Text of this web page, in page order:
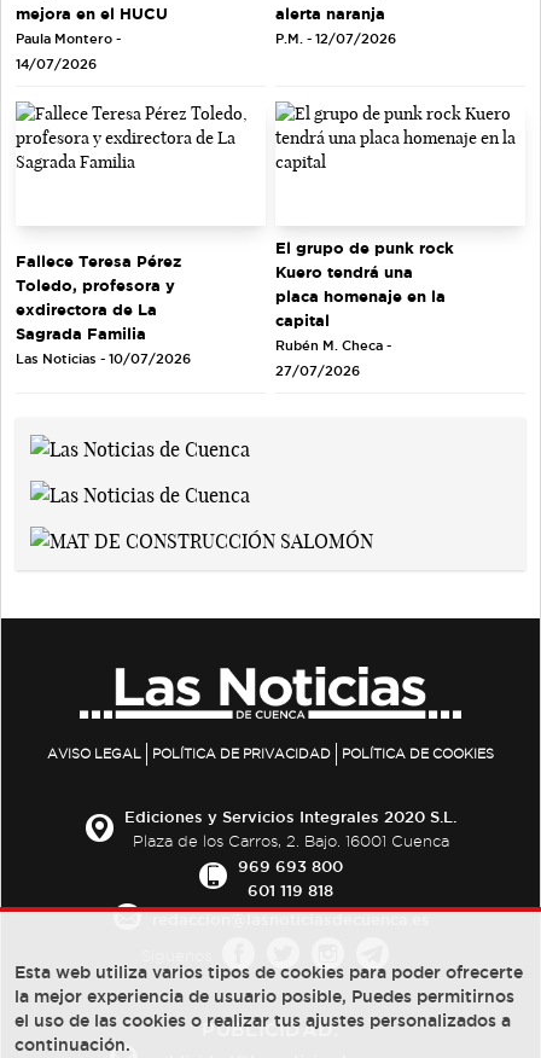
mejora en el HUCU
Paula Montero -
14/07/2026
alerta naranja
P.M. - 12/07/2026
Fallece Teresa Pérez
Toledo, profesora y
exdirectora de La
Sagrada Familia
Las Noticias - 10/07/2026
El grupo de punk rock
Kuero tendrá una
placa homenaje en la
capital
Rubén M. Checa -
27/07/2026
AVISO LEGAL POLÍTICA DE PRIVACIDAD POLÍTICA DE COOKIES
Ediciones y Servicios Integrales 2020 S.L.
Plaza de los Carros, 2. Bajo. 16001 Cuenca
969 693 800
601 119 818
PUBLICIDAD:
Esta web utiliza varios tipos de cookies para poder ofrecerte
la mejor experiencia de usuario posible, Puedes permitirnos
el uso de las cookies o realizar tus ajustes personalizados a
continuación.